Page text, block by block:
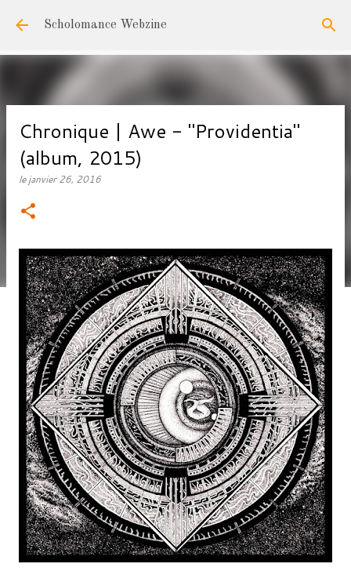
Accéder au contenu principal
Scholomance Webzine
Chronique | Awe - "Providentia"
(album, 2015)
lejanvier 26, 2016